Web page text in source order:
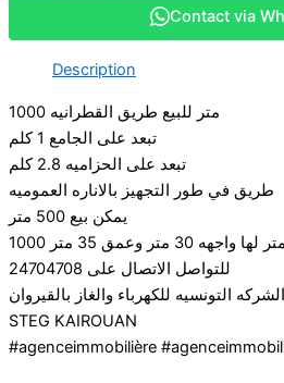
Contact via
Description
1000 متر للبيع طريق القطرانيه
تبعد على الجامع 1 كلم
تبعد على الحزاميه 2.8 كلم
طريق في طور التجهيز بالاناره العموميه
يمكن بيع 500 متر
1000 متر لها واجهه 30 متر وعمق 35 متر
للتواصل الاتصال على 24704708
التونسيه للكهرباء والغاز بالقيروان
STEG KAIROUAN
#agenceimmobilière